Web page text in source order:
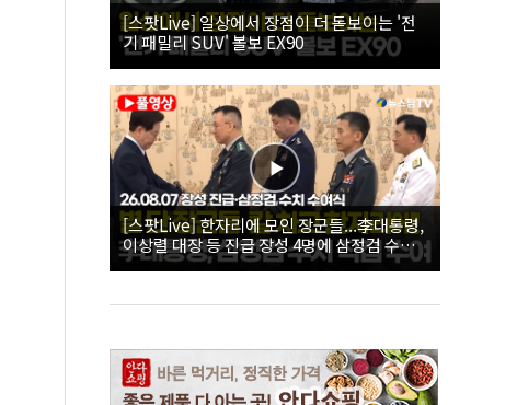
[스팟Live] 일상에서 장점이 더 돋보이는 '전
기 패밀리 SUV' 볼보 EX90
[스팟Live] 한자리에 모인 장군들...李대통령,
이상렬 대장 등 진급 장성 4명에 삼정검 수치
직접 수여｜26.08.07 장성 진급·삼정검 수치